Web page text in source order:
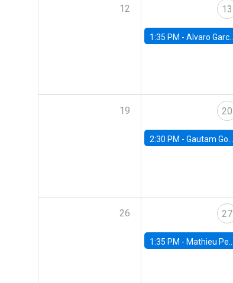
12 13
1:35 PM - Alvaro Garcia-Marin, Universidad de Los Andes
19 20
2:30 PM - Gautam Gowrisankaran, Columbia University
26 27
1:35 PM - Mathieu Pedemonte, IDB